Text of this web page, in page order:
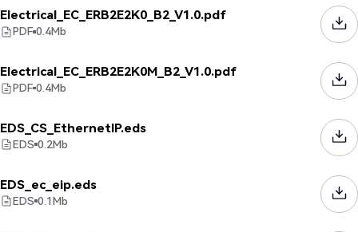
Electrical_EC_ERB2E2K0_B2_V1.0.pdf
PDF 0.4Mb
Electrical_EC_ERB2E2K0M_B2_V1.0.pdf
PDF 0.4Mb
EDS_CS_EthernetIP.eds
EDS 0.2Mb
EDS_ec_eip.eds
EDS 0.1Mb